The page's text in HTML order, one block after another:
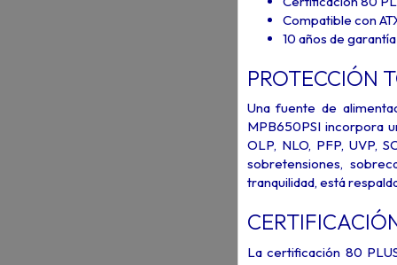
Compatible con
10 años de garantía
PROTECCIÓN
Una fuente de
MPB650PSI incorpora
OLP, NLO, PFP, UVP,
sobretensiones,
tranquilidad, está
La certificación 80